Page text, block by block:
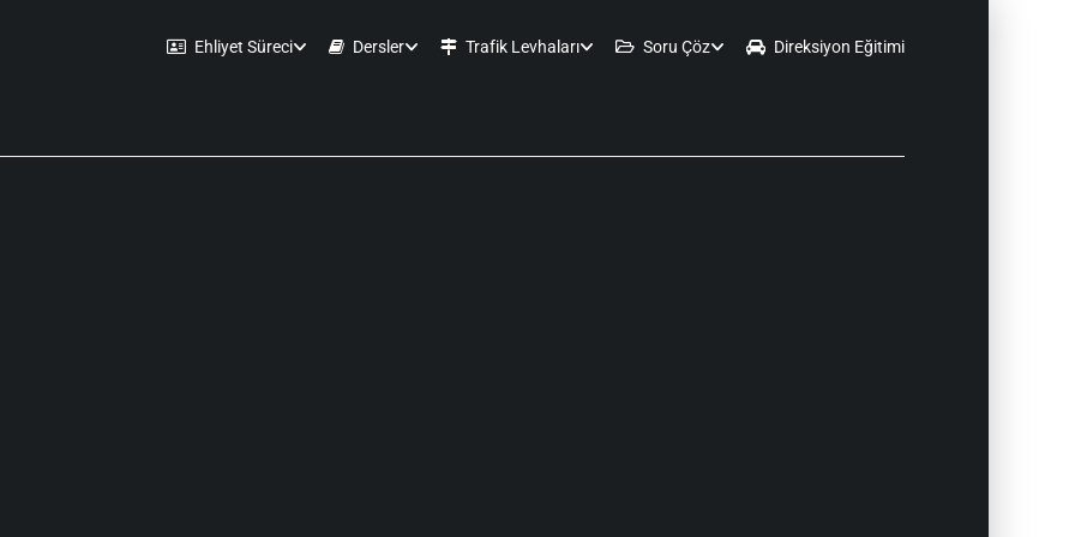
Ehliyet Süreci Dersler Trafik Levhaları Soru Çöz Direksiyon Eğitimi